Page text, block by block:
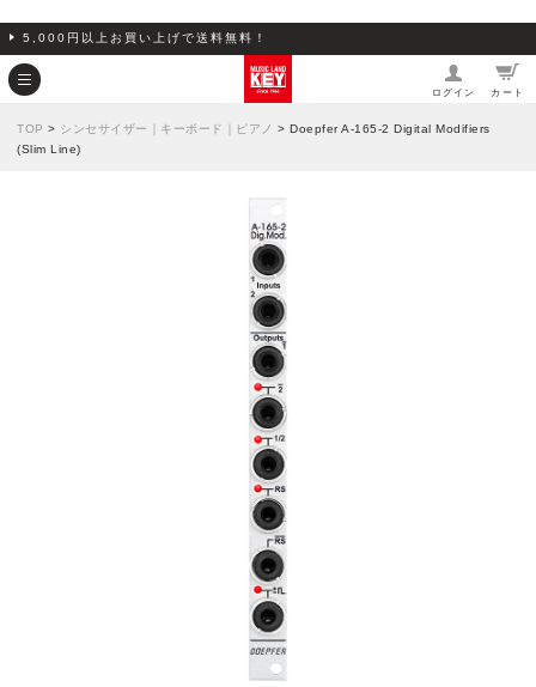
5,000円以上お買い上げで送料無料！
ログイン カート
TOP > シンセサイザー｜キーボード｜ピアノ > Doepfer A-165-2 Digital Modifiers
(Slim Line)